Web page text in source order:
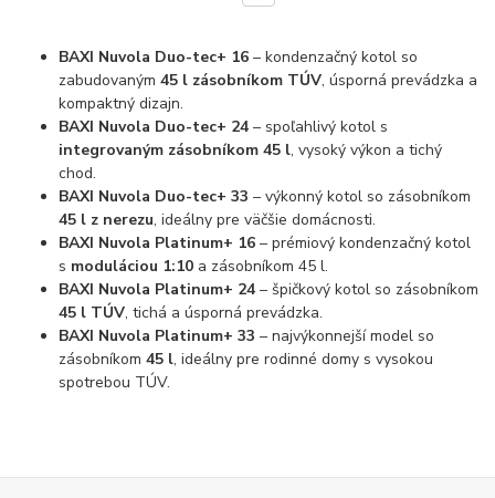
BAXI Nuvola Duo-tec+ 16 – kondenzačný kotol so
zabudovaným45 l zásobníkom TÚV, úsporná prevádzka a
kompaktný dizajn.
BAXI Nuvola Duo-tec+ 24 – spoľahlivý kotol s
integrovaným zásobníkom 45 l, vysoký výkon a tichý
chod.
BAXI Nuvola Duo-tec+ 33 – výkonný kotol so zásobníkom
45 l z nerezu, ideálny pre väčšie domácnosti.
BAXI Nuvola Platinum+ 16 – prémiový kondenzačný kotol
s moduláciou 1:10 a zásobníkom 45 l.
BAXI Nuvola Platinum+ 24 – špičkový kotol so zásobníkom
45 l TÚV, tichá a úsporná prevádzka.
BAXI Nuvola Platinum+ 33 – najvýkonnejší model so
zásobníkom45 l, ideálny pre rodinné domy s vysokou
spotrebou TÚV.